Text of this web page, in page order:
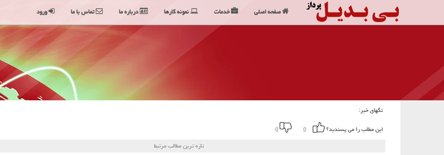
تگهای خبر:
این مطلب را می پسندید؟
()
()
تازه ترین مطالب مرتبط
صفحه اصلی خدمات نمونه کارها درباره ما تماس با ما ورود